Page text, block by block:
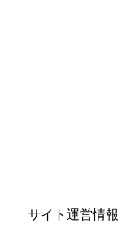
サイト運営情報